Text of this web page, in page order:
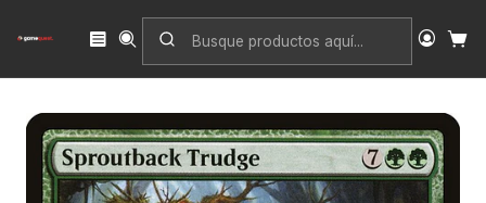
Inicio Singles
Commander 2021
Sproutback Trudge | Inglés | NM | C21